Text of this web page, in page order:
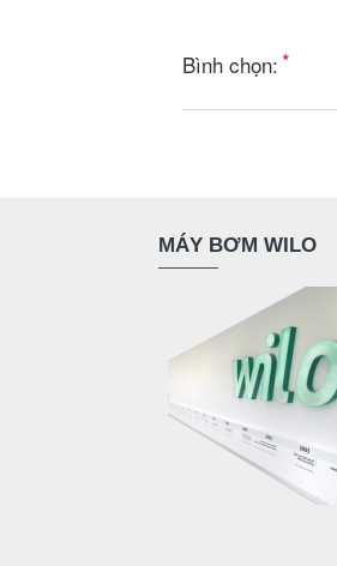
Bình chọn:
MÁY BƠM WILO